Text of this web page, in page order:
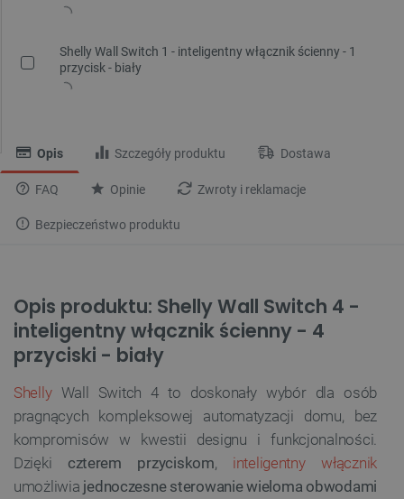
Shelly Wall Switch 1 - inteligentny włącznik ścienny - 1
przycisk - biały
Opis Szczegóły produktu Dostawa
FAQ Opinie Zwroty i reklamacje
Bezpieczeństwo produktu
Opis produktu: Shelly Wall Switch 4 -
inteligentny włącznik ścienny - 4
przyciski - biały
ShellyWall Switch 4 to doskonały wybór dla osób
pragnących kompleksowej automatyzacji domu, bez
kompromisów w kwestii designu i funkcjonalności.
Dzięki czterem przyciskom, inteligentny włącznik
umożliwia jednoczesne sterowanie wieloma obwodami